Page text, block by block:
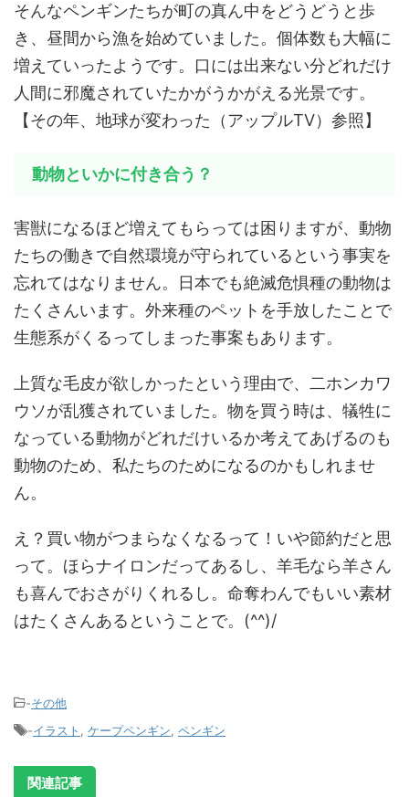
そんなペンギンたちが町の真ん中をどうどうと歩
き、昼間から漁を始めていました。個体数も大幅に
増えていったようです。口には出来ない分どれだけ
人間に邪魔されていたかがうかがえる光景です。
【その年、地球が変わった（アップルTV）参照】
動物といかに付き合う？
害獣になるほど増えてもらっては困りますが、動物
たちの働きで自然環境が守られているという事実を
忘れてはなりません。日本でも絶滅危惧種の動物は
たくさんいます。外来種のペットを手放したことで
生態系がくるってしまった事案もあります。
上質な毛皮が欲しかったという理由で、二ホンカワ
ウソが乱獲されていました。物を買う時は、犠牲に
なっている動物がどれだけいるか考えてあげるのも
動物のため、私たちのためになるのかもしれませ
ん。
え？買い物がつまらなくなるって！いや節約だと思
って。ほらナイロンだってあるし、羊毛なら羊さん
も喜んでおさがりくれるし。命奪わんでもいい素材
はたくさんあるということで。(^^)/
-その他
-イラスト ケープペンギン ペンギン
関連記事